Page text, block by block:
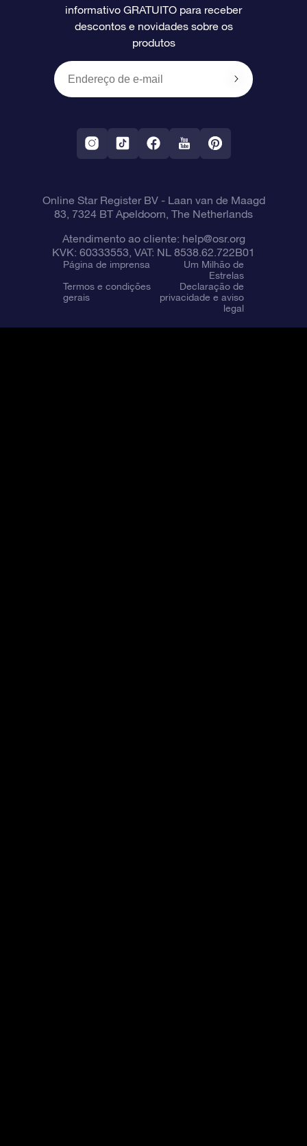
Avaliações
O cartão de presente da OSR
Presentes corporativos
Página estelar personalizada
Um Milhão de Estrelas
OSR Starsaver
Aplicativo RV Fly me to the stars
Informações de pagamento
Política de devolução
Constelações
informativo GRATUITO para receber
descontos e novidades sobre os
produtos
Online Star Register BV- Laan van de Maagd
83, 7324 BT Apeldoorn, The Netherlands
Atendimento ao cliente: help@osr.org
KVK: 60333553, VAT: NL 8538.62.722B01
Página de imprensa
Um Milhão de
Estrelas
Termos e condições
gerais
Declaração de
privacidade e aviso
legal